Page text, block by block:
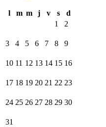
l m m j v s
d
1
2
3 4 5 6 7 8 9
10 11 12 13 14 15 16
17 18 19 20 21 22 23
24 25 26 27 28 29 30
31